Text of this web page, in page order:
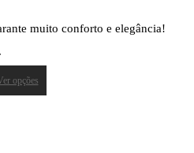
muito conforto e elegância!
opções